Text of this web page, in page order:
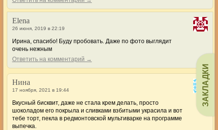
ЗАКЛАДКИ
Elena
26 июня, 2019 в 22:19
Ирина, спасибо! Буду пробовать. Даже по фото выглядит
очень нежным
Ответить на комментарий →
Нина
17 ноября, 2021 в 19:44
Вкусный бисквит, даже не стала крем делать, просто
шоколадом его покрыла и сливками взбитыми украсила и вот
тебе торт, пекла в редмонтовской мультиварке на программе
выпечка.